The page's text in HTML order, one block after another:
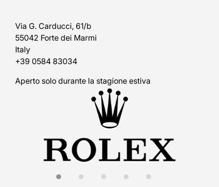
Via G. Carducci, 61/b
55042 Forte dei Marmi
Italy
+39 0584 83034
Aperto solo durante la stagione estiva